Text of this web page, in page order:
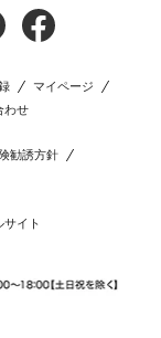
マイページ
わせ
勧誘方針
サイト